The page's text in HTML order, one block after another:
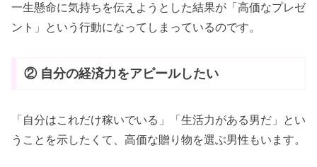
一生懸命に気持ちを伝えようとした結果が「高価なプレゼ
ント」という行動になってしまっているのです。
② 自分の経済力をアピールしたい
「自分はこれだけ稼いでいる」「生活力がある男だ」とい
うことを示したくて、高価な贈り物を選ぶ男性もいます。